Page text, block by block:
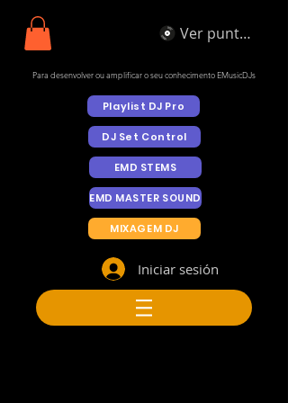
Ver puntos
Para desenvolver ou amplificar o seu conhecimento EMusicDJs
Playlist DJ Pro
DJ Set Control
EMD STEMS
EMD MASTER SOUND
MIXAGEM DJ
Iniciar sesión